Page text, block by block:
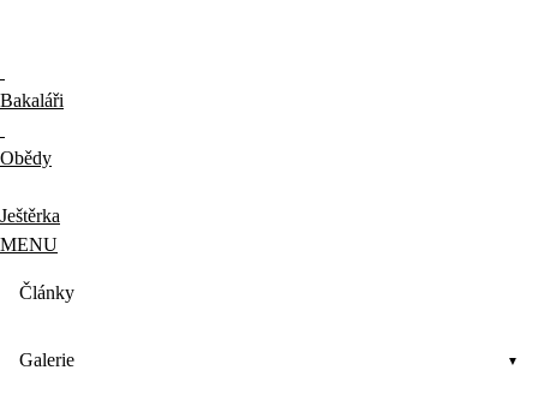
Bakaláři
Obědy
Ještěrka
MENU
Články
Galerie